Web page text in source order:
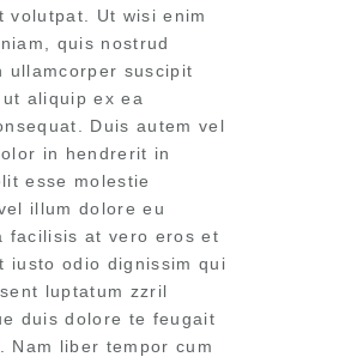
volutpat. Ut wisi enim
quis nostrud
ullamcorper suscipit
aliquip ex ea
Duis autem vel
in hendrerit in
esse molestie
illum dolore eu
facilisis at vero eros et
iusto odio dignissim qui
luptatum zzril
duis dolore te feugait
Nam liber tempor cum